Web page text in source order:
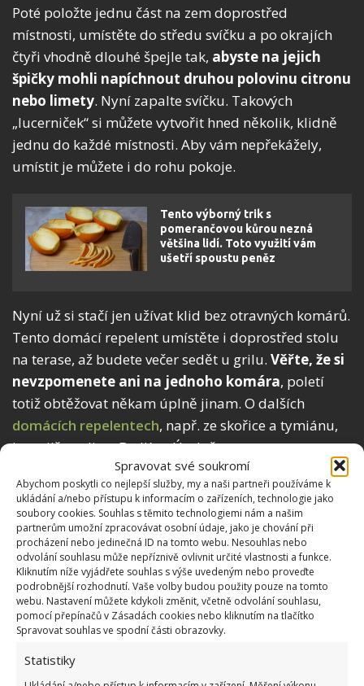
Spravovat své soukromí
Abychom poskytli co nejlepší služby, my a naši partneři používáme k
ukládání a/nebo přístupu k informacím o zařízeních, technologie jako
soubory cookies. Souhlas s těmito technologiemi nám a našim
partnerům umožní zpracovávat osobní údaje, jako je chování při
procházení nebo jedinečná ID na tomto webu. Nesouhlas nebo
odvolání souhlasu může nepříznivě ovlivnit určité vlastnosti a funkce.
Kliknutím níže vyjádřete souhlas s výše uvedeným nebo proveďte
podrobnější rozhodnutí. Vaše volby budou použity pouze na tomto
webu. Nastavení můžete kdykoli změnit, včetně odvolání souhlasu,
pomocí přepínačů v Zásadách cookies nebo kliknutím na tlačítko
Spravovat souhlas ve spodní části obrazovky.
Statistiky
Poté položte jednu část na zem doprostřed
místnosti, umístěte do středu svíčku a po okrajích
čtyři vhodně dlouhé špejle tak, abyste na jejich
špičky mohli napíchnout druhou polovinu citronu
nebo limety. Nyní zapalte svíčku. Takových
„lucerniček“ si můžete vytvořit hned několik, klidně
jednu do každé místnosti. Aby vám nepřekážely,
umístit je můžete i do rohu pokoje.
Tento výborný trik s
pomerančovou kůrou nezná
většina lidí. Toto využití vám
ušetří spoustu peněz
Nyní už si stačí jen užívat klid bez otravných komárů.
Tento domácí repelent umístěte i doprostřed stolu
na terase, až budete večer sedět u grilu. Věřte, že si
nevzpomenete ani na jednoho komára, poletí
totiž obtěžovat někam úplně jinam. O dalších
domácích repelentech, např. ze skořice a tymiánu,
jsme již psali na BydlímeÚtulně.